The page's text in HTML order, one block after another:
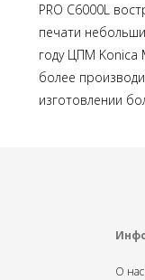
PRO C6000L
печати
году ЦПМ Konica
более
изготовлении
О нас